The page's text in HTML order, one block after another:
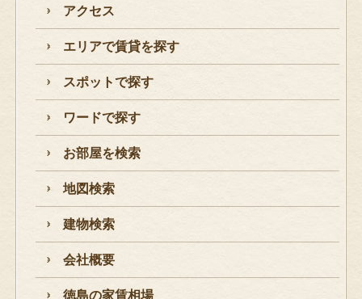
アクセス
エリアで賃貸を探す
スポットで探す
ワードで探す
お部屋を検索
地図検索
建物検索
会社概要
徳島の家賃相場